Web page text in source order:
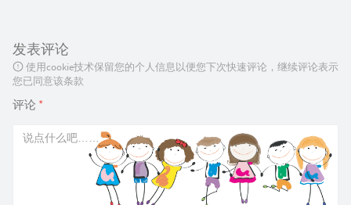
发表评论
使用cookie技术保留您的个人信息以便您下次快速评论，继续评论表示
您已同意该条款
评论 *